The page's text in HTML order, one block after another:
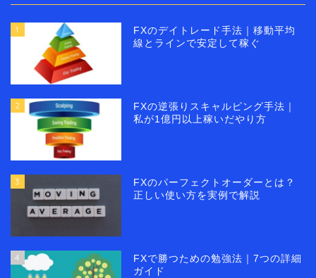
1
FXのデイトレード手法｜移動平均
線とラインで安定して稼ぐ
2
FXの逆張りスキャルピング手法｜
私が1億円以上稼いだやり方
3
FXのパーフェクトオーダーとは？
正しい使い方を実例で解説
4
FXで勝つための勉強法｜7つの詳細
ガイド